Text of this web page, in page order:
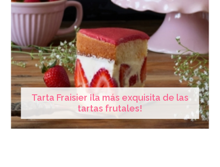
Tarta Fraisier ¡la más exquisita de las
tartas frutales!